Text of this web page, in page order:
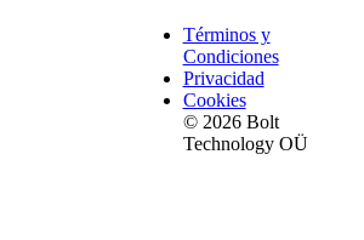
Términos y
Condiciones
Privacidad
Cookies
© 2026 Bolt
Technology OÜ